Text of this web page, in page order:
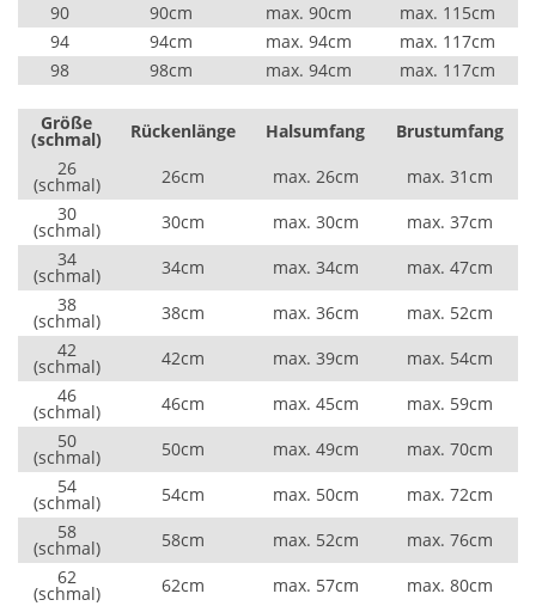
90
90cm max. 90cm
max. 115cm
94
94cm max. 94cm
max. 117cm
98
98cm max. 94cm max. 117cm
Größe
(schmal) Rückenlänge Halsumfang
Brustumfang
26
(schmal) 26cm max. 26cm
max. 31cm
30
(schmal) 30cm max. 30cm
max. 37cm
34
(schmal) 34cm max. 34cm
max. 47cm
38
(schmal) 38cm max. 36cm
max. 52cm
42
(schmal) 42cm max. 39cm
max. 54cm
46
(schmal) 46cm max. 45cm
max. 59cm
50
(schmal) 50cm max. 49cm
max. 70cm
54
(schmal) 54cm max. 50cm
max. 72cm
58
(schmal) 58cm max. 52cm
max. 76cm
62
(schmal) 62cm max. 57cm
max. 80cm